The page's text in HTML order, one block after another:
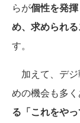
らが個性を発
め、求められ
す。
加えて、デジ
めの機会も多く
る「これをや